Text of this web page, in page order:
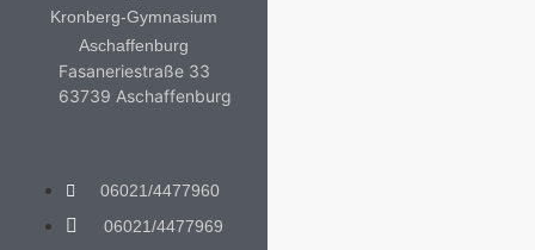
Kronberg-Gymnasium
Aschaffenburg
Fasaneriestraße 33
63739 Aschaffenburg
06021/4477960
06021/4477969